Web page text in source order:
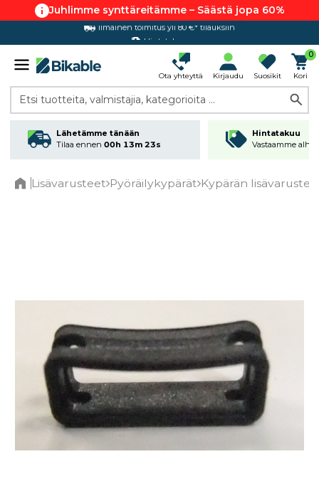
Juhlimme synttäreitämme – Säästä jopa 60%
Hintatakuu
Ota yhteyttä Kirjaudu Suosikit
0
Kori
Etsi tuotteita, valmistajia, kategorioita ...
Lähetämme tänään
Tilaa ennen 00h 13m 22s
Hintatakuu
Vastaamme
Lisävarusteet Pyöräilykypärät Kypärän